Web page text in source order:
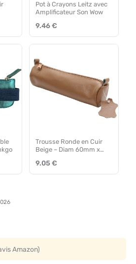
Pot à Crayons Leitz avec
Amplificateur Son Wow
9.46 €
Trousse Ronde en Cuir
Beige – Diam 60mm x
9.05 €
Amazon)